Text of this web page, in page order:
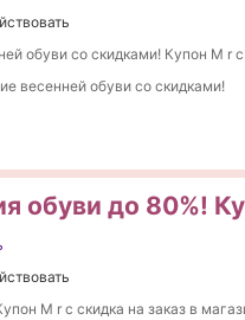
обуви со скидками! Купон M r c
весенней обуви со скидками!
обуви до 80%!
M r c скидка на заказ в